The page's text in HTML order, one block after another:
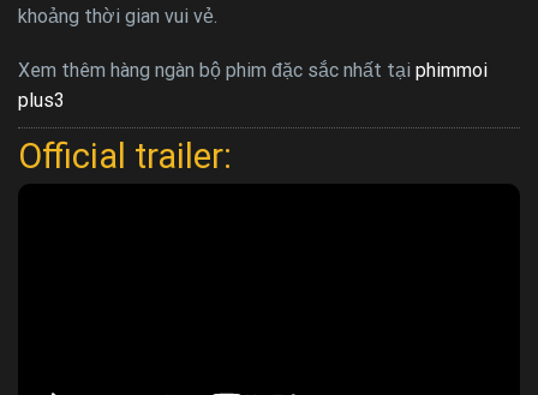
khoảng thời gian vui vẻ.
Xem thêm hàng ngàn bộ phim đặc sắc nhất tại phimmoi
plus3
Official trailer: